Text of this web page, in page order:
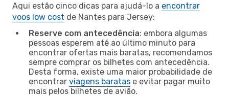
Aqui estão cinco dicas para ajudá-lo a encontrar
voos low cost de Nantes para Jersey:
Reserve com antecedência: embora algumas
pessoas esperem até ao último minuto para
encontrar ofertas mais baratas, recomendamos
sempre comprar os bilhetes com antecedência.
Desta forma, existe uma maior probabilidade de
encontrar viagens baratas e evitar pagar muito
mais pelos bilhetes de avião.